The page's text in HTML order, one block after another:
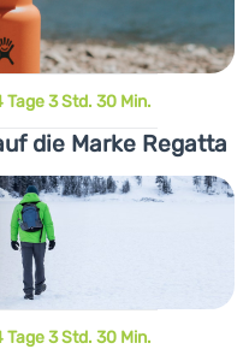
Tage 3 Std. 30 Min.
die Marke Regatta
Tage 3 Std. 30 Min.